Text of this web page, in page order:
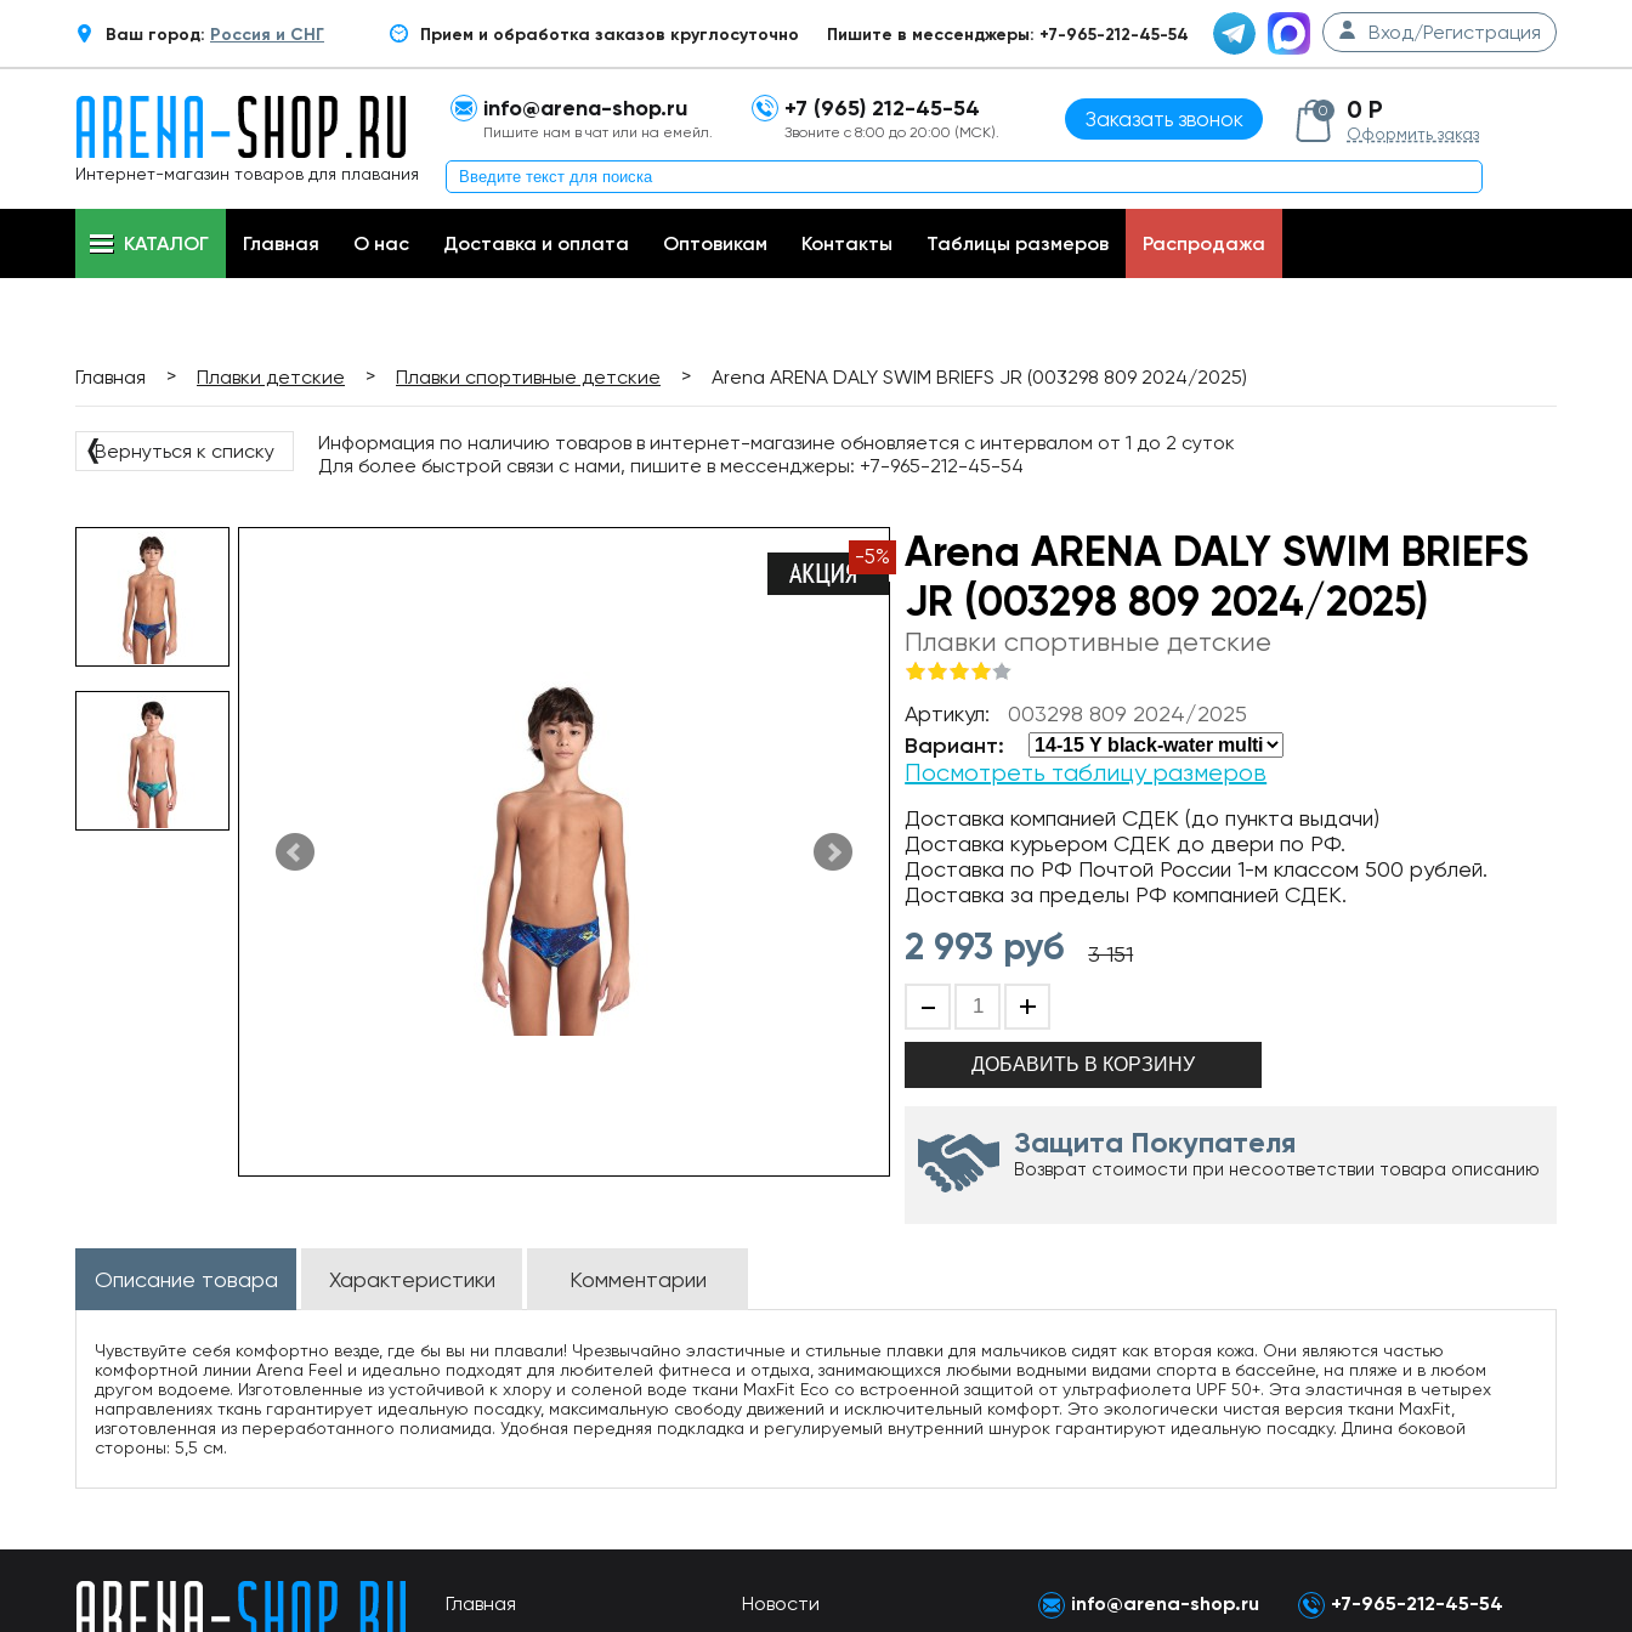
Ваш город: Россия и СНГ Прием и обработка заказов круглосуточно Пишите в мессенджеры: +7-965-212-45-54 Вход/Регистрация
Интернет-магазин товаров для плавания
info@arena-shop.ru
Пишите нам в чат или на емейл.
+7 (965) 212-45-54
Звоните с 8:00 до 20:00 (МСК).
Заказать звонок 0 0 Р
Оформить заказ
КАТАЛОГ Главная О нас Доставка и оплата Оптовикам Контакты Таблицы размеров Распродажа
Главная > Плавки детские > Плавки спортивные детские > Arena ARENA DALY SWIM BRIEFS JR (003298 809 2024/2025)
❬Вернуться к списку
Информация по наличию товаров в интернет-магазине обновляется с интервалом от 1 до 2 суток
Для более быстрой связи с нами, пишите в мессенджеры: +7-965-212-45-54
-5%
Arena ARENA DALY SWIM BRIEFS
JR (003298 809 2024/2025)
Плавки спортивные детские
Артикул: 003298 809 2024/2025
Вариант:
Посмотреть таблицу размеров
Доставка компанией СДЕК (до пункта выдачи)
Доставка курьером СДЕК до двери по РФ.
Доставка по РФ Почтой России 1-м классом 500 рублей.
Доставка за пределы РФ компанией СДЕК.
2 993 руб 3 151
- +
Защита Покупателя
Возврат стоимости при несоответствии товара описанию
Описание товара Характеристики Комментарии
Чувствуйте себя комфортно везде, где бы вы ни плавали! Чрезвычайно эластичные и стильные плавки для мальчиков сидят как вторая кожа. Они являются частью
комфортной линии Arena Feel и идеально подходят для любителей фитнеса и отдыха, занимающихся любыми водными видами спорта в бассейне, на пляже и в любом
другом водоеме. Изготовленные из устойчивой к хлору и соленой воде ткани MaxFit Eco со встроенной защитой от ультрафиолета UPF 50+. Эта эластичная в четырех
направлениях ткань гарантирует идеальную посадку, максимальную свободу движений и исключительный комфорт. Это экологически чистая версия ткани MaxFit,
изготовленная из переработанного полиамида. Удобная передняя подкладка и регулируемый внутренний шнурок гарантируют идеальную посадку. Длина боковой
стороны: 5,5 см.
Главная
Новости
info@arena-shop.ru +7-965-212-45-54